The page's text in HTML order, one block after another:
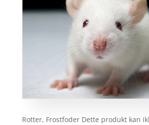
Rotter, Frostfoder Dette produkt kan